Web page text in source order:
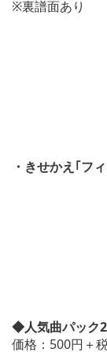
※裏譜面あり
・きせかえ｢フ
◆人気曲パック2
価格：500円＋